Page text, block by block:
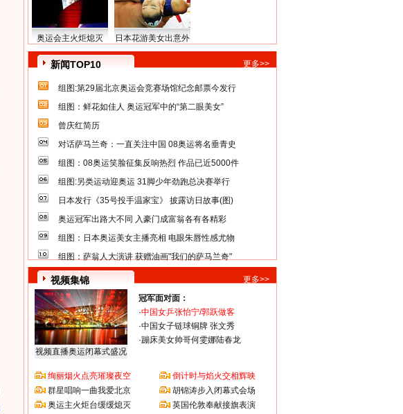
奥运会主火炬熄灭 日本花游美女出意外
新闻TOP10 更多>>
组图:第29届北京奥运会竞赛场馆纪念邮票今发行
组图：鲜花如佳人 奥运冠军中的“第二眼美女”
曾庆红简历
对话萨马兰奇：一直关注中国 08奥运将名垂青史
组图：08奥运笑脸征集反响热烈 作品已近5000件
组图:另类运动迎奥运 31脚少年劲跑总决赛举行
日本发行《35号投手温家宝》 披露访日故事(图)
奥运冠军出路大不同 入豪门成富翁各有各精彩
组图：日本奥运美女主播亮相 电眼朱唇性感尤物
组图：萨翁人大演讲 获赠油画"我们的萨马兰奇"
视频集锦 更多>>
视频直播奥运闭幕式盛况
冠军面对面：
·中国女乒张怡宁/郭跃做客
·中国女子链球铜牌 张文秀
·蹦床美女帅哥何雯娜陆春龙
绚丽烟火点亮璀璨夜空
群星唱响一曲我爱北京
奥运主火炬台缓缓熄灭
倒计时与焰火交相辉映
胡锦涛步入闭幕式会场
英国伦敦奉献接旗表演